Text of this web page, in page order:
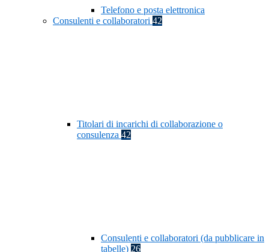
Telefono e posta elettronica
Consulenti e collaboratori 42
Titolari di incarichi di collaborazione o
consulenza 42
Consulenti e collaboratori (da pubblicare in
tabelle) 26